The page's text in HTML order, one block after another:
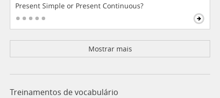
Present Simple or Present Continuous?
Mostrar mais
Treinamentos de vocabulário